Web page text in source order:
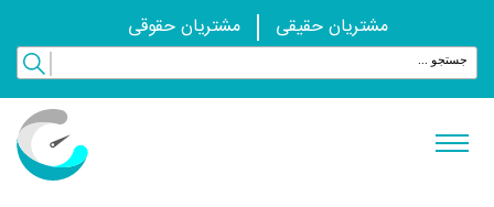
مشتریان حقیقی مشتریان حقوقی